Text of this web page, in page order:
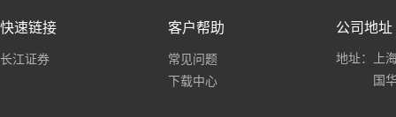
快速链接
长江证券
客户帮助
常见问题
下载中心
公司地址
地址：上
国